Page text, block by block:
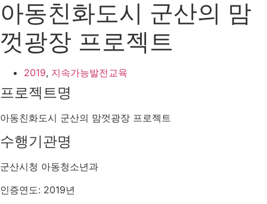
아동친화도시 군산의 맘
껏광장 프로젝트
2019, 지속가능발전교육
프로젝트명
아동친화도시 군산의 맘껏광장 프로젝트
수행기관명
군산시청 아동청소년과
인증연도: 2019년